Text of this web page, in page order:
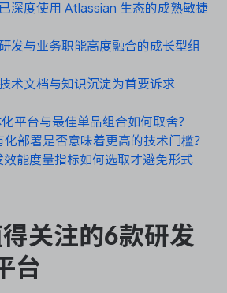
深度使用 Atlassian 生态的成熟敏捷
发与业务职能高度融合的成长型组
术文档与知识沉淀为首要诉求
化平台与最佳单品组合如何取舍？
化部署是否意味着更高的技术门槛？
效能度量指标如何选取才避免形式
关注的6款研发
台